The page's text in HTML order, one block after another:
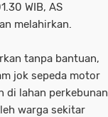
WIB, AS
melahirkan.
tanpa bantuan,
jok sepeda motor
di lahan perkebunan
warga sekitar